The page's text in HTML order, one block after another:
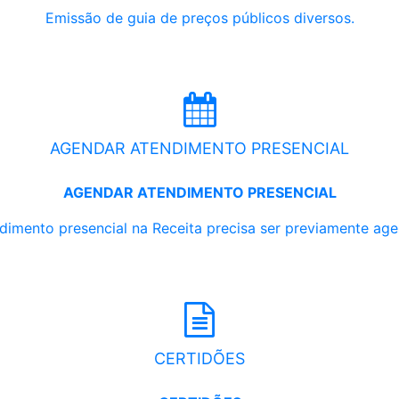
Emissão de guia de preços públicos diversos.
AGENDAR ATENDIMENTO PRESENCIAL
AGENDAR ATENDIMENTO PRESENCIAL
presencial na Receita precisa ser previamente
CERTIDÕES